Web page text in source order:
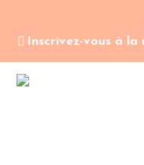
Inscrivez-vous à la